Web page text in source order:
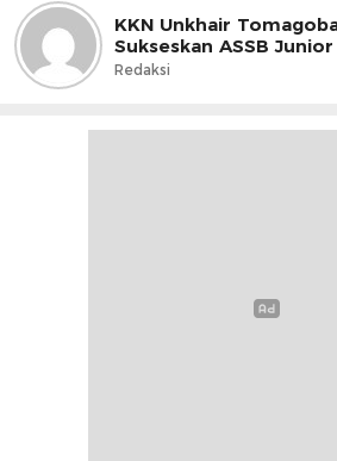
KKN Unkhair
Sukseskan ASSB
Redaksi